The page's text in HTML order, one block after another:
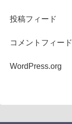
投稿フィード
コメントフィード
WordPress.org